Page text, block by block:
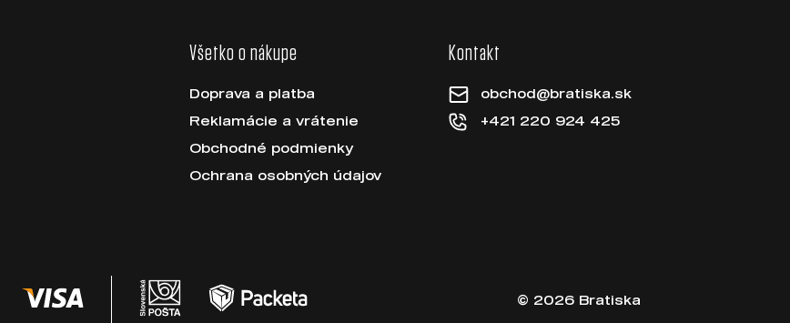
Všetko o nákupe
Doprava a platba
Reklamácie a vrátenie
Obchodné podmienky
Ochrana osobných údajov
Kontakt
obchod@bratiska.sk
+421 220 924 425
© 2026 Bratiska